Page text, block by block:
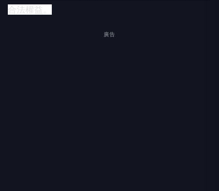
合法權益。
廣告